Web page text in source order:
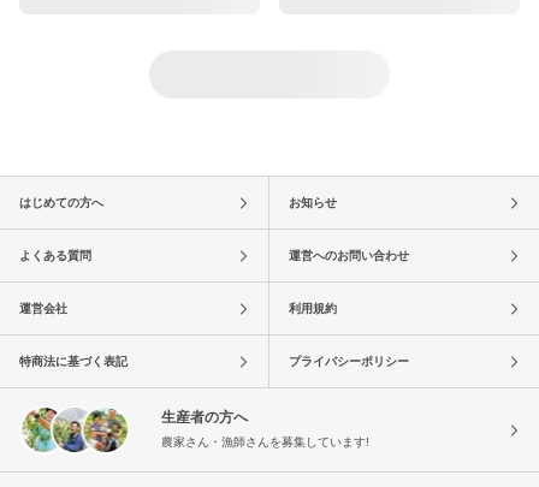
はじめての方へ お知らせ
よくある質問 運営へのお問い合わせ
運営会社 利用規約
特商法に基づく表記 プライバシーポリシー
生産者の方へ
農家さん・漁師さんを募集しています!